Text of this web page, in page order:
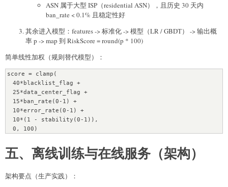
ASN 属于大型 ISP（residential ASN），且历史 30 天内
ban_rate < 0.1% 且稳定性好
其余进入模型：features -> 标准化 -> 模型（LR / GBDT） -> 输出概
率 p -> map 到 RiskScore = round(p * 100)
简单线性加权（规则替代模型）：
score = clamp(
五、离线训练与在线服务（架构）
架构要点（生产实践）：